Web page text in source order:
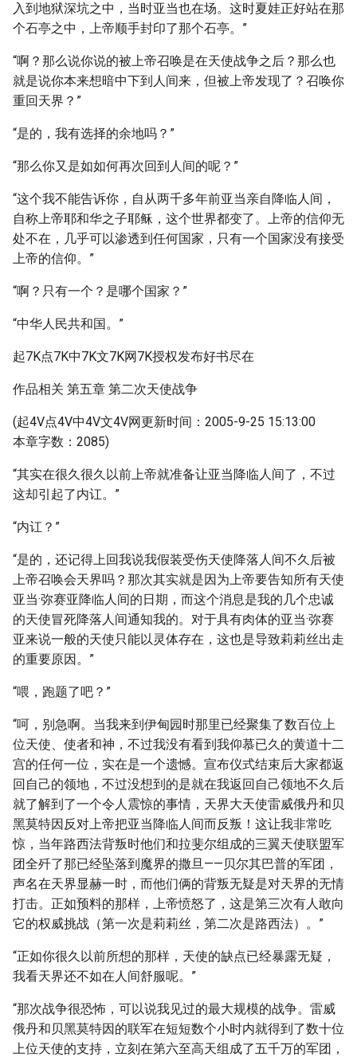
入到地狱深坑之中，当时亚当也在场。这时夏娃正好站在那
个石亭之中，上帝顺手封印了那个石亭。”
“啊？那么说你说的被上帝召唤是在天使战争之后？那么也
就是说你本来想暗中下到人间来，但被上帝发现了？召唤你
重回天界？”
“是的，我有选择的余地吗？”
“那么你又是如如何再次回到人间的呢？”
“这个我不能告诉你，自从两千多年前亚当亲自降临人间，
自称上帝耶和华之子耶稣，这个世界都变了。上帝的信仰无
处不在，几乎可以渗透到任何国家，只有一个国家没有接受
上帝的信仰。”
“啊？只有一个？是哪个国家？”
“中华人民共和国。”
起7K点7K中7K文7K网7K授权发布好书尽在
作品相关 第五章 第二次天使战争
(起4V点4V中4V文4V网更新时间：2005-9-25 15:13:00
本章字数：2085)
“其实在很久很久以前上帝就准备让亚当降临人间了，不过
这却引起了内讧。”
“内讧？”
“是的，还记得上回我说我假装受伤天使降落人间不久后被
上帝召唤会天界吗？那次其实就是因为上帝要告知所有天使
亚当·弥赛亚降临人间的日期，而这个消息是我的几个忠诚
的天使冒死降落人间通知我的。对于具有肉体的亚当·弥赛
亚来说一般的天使只能以灵体存在，这也是导致莉莉丝出走
的重要原因。”
“喂，跑题了吧？”
“呵，别急啊。当我来到伊甸园时那里已经聚集了数百位上
位天使、使者和神，不过我没有看到我仰慕已久的黄道十二
宫的任何一位，实在是一个遗憾。宣布仪式结束后大家都返
回自己的领地，不过没想到的是就在我返回自己领地不久后
就了解到了一个令人震惊的事情，天界大天使雷威俄丹和贝
黑莫特因反对上帝把亚当降临人间而反叛！这让我非常吃
惊，当年路西法背叛时他们和拉斐尔组成的三翼天使联盟军
团全歼了那已经坠落到魔界的撒旦——贝尔其巴普的军团，
声名在天界显赫一时，而他们俩的背叛无疑是对天界的无情
打击。正如预料的那样，上帝愤怒了，这是第三次有人敢向
它的权威挑战（第一次是莉莉丝，第二次是路西法）。”
“正如你很久以前所想的那样，天使的缺点已经暴露无疑，
我看天界还不如在人间舒服呢。”
“那次战争很恐怖，可以说我见过的最大规模的战争。雷威
俄丹和贝黑莫特因的联军在短短数个小时内就得到了数十位
上位天使的支持，立刻在第六至高天组成了五千万的军团，